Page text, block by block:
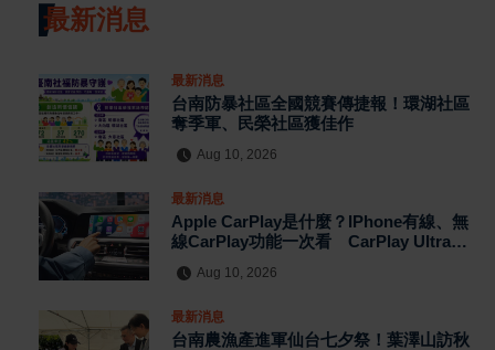
最新消息
最新消息
台南防暴社區全國競賽傳捷報！環湖社區
奪季軍、民榮社區獲佳作
Aug 10, 2026
最新消息
Apple CarPlay是什麼？iPhone有線、無
線CarPlay功能一次看 CarPlay Ultra再
Aug 10, 2026
最新消息
台南農漁產進軍仙台七夕祭！葉澤山訪秋